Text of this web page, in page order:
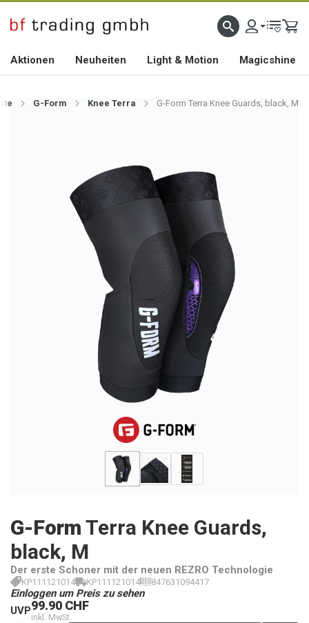
HOCHWERTIGES BIKEZUBEHÖR SEIT 2010
Aktionen Neuheiten Light & Motion Magicshine
G-Form Knee Terra G-Form Terra Knee Guards, black, M
G-Form Terra Knee Guards,
black, M
Der erste Schoner mit der neuen REZRO Technologie
KP111121014 KP111121014 847631094417
Einloggen um Preis zu sehen
UVP99.90 CHF
inkl. MwSt.